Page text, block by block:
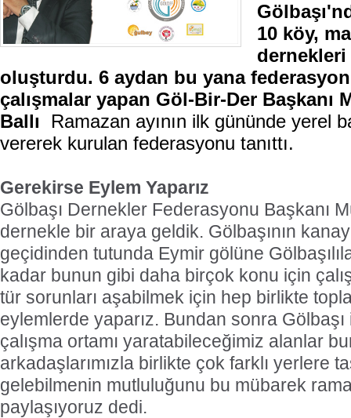
10 köy,
oluşturdu. 6 aydan bu yana
çalışmalar yapan Göl-Bir-Der Başkanı
Ballı
Ramazan ayının ilk gününde yerel
vererek kurulan federasyonu tanıttı.
Gerekirse Eylem Yaparız
Gölbaşı Dernekler Federasyonu Başkanı
dernekle bir araya geldik. Gölbaşının
geçidinden tutunda Eymir gölüne
kadar bunun gibi daha birçok konu için
tür sorunları aşabilmek için hep birlikte
eylemlerde yaparız. Bundan sonra
çalışma ortamı yaratabileceğimiz alanlar
arkadaşlarımızla birlikte çok farklı yerlere
gelebilmenin mutluluğunu bu mübarek
paylaşıyoruz dedi.